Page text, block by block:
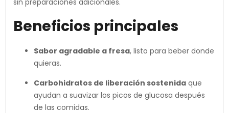
sin preparaciones adicionales.
Beneficios principales
Sabor agradable a fresa, listo para beber donde
quieras.
Carbohidratos de liberación sostenida que
ayudan a suavizar los picos de glucosa después
de las comidas.